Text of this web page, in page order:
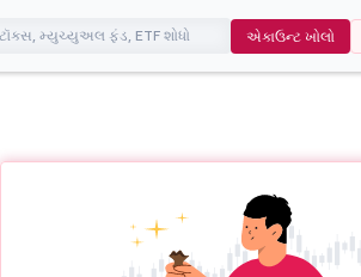
એકાઉન્ટ ખોલો